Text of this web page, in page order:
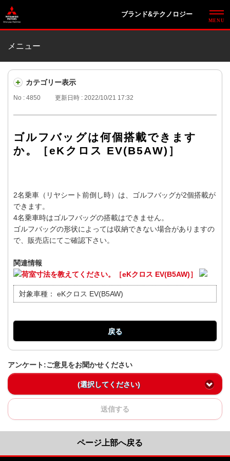
ブランド&テクノロジー
メニュー
カテゴリー表示
No : 4850 更新日時 : 2022/10/21 17:32
ゴルフバッグは何個搭載できます
か。［eKクロス EV(B5AW)］
2名乗車（リヤシート前倒し時）は、ゴルフバッグが2個搭載が
できます。
4名乗車時はゴルフバッグの搭載はできません。
ゴルフバッグの形状によっては収納できない場合がありますの
で、販売店にてご確認下さい。
関連情報
荷室寸法を教えてください。［eKクロス EV(B5AW)］
対象車種： eKクロス EV(B5AW)
戻る
アンケート:ご意見をお聞かせください
(選択してください)
送信する
ページ上部へ戻る